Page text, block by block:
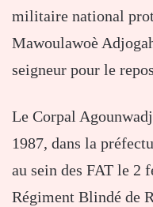
militaire national
Mawoulawoè
seigneur pour le
Le Corpal
1987, dans la
au sein des FAT le 2
Régiment Blindé de